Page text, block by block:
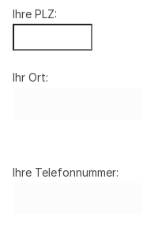
Ihre PLZ:
Ihr Ort:
Ihre Telefonnummer: